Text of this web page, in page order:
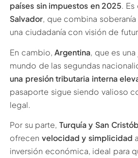
países sin impuestos en 2025.
Salvador, que combina
una ciudadanía con visión de
En cambio,Argentina, que es
mundo de las segundas
una presión tributaria interna
pasaporte sigue siendo valioso
legal.
Por su parte, Turquía y San
ofrecen velocidad y simplicidad
inversión económica, ideal para